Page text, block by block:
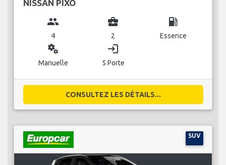
NISSAN PIXO
group
4
business_center
2
local_gas_station
Essence
miscellaneous_services
Manuelle
login
5 Porte
CONSULTEZ LES DÉTAILS...
SUV